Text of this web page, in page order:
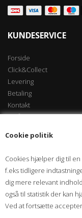
Cookie politik
Cookies hjælper dig til
f.eks tidligere
dig mere relevant
også til statistik der kan
Ved at fortsætte
KUNDESERVICE
Forside
Click&Collect
Levering
Betaling
Kontakt
Vilkår
Søgning
Kurv
Email
HAR DU